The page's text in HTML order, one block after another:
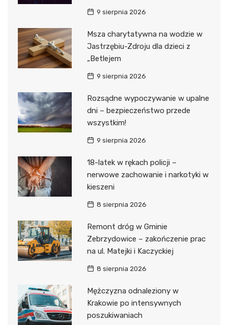
9 sierpnia 2026
Msza charytatywna na wodzie w
Jastrzębiu-Zdroju dla dzieci z
„Betlejem
9 sierpnia 2026
Rozsądne wypoczywanie w upalne
dni – bezpieczeństwo przede
wszystkim!
9 sierpnia 2026
18-latek w rękach policji –
nerwowe zachowanie i narkotyki w
kieszeni
8 sierpnia 2026
Remont dróg w Gminie
Zebrzydowice – zakończenie prac
na ul. Matejki i Kaczyckiej
8 sierpnia 2026
Mężczyzna odnaleziony w
Krakowie po intensywnych
poszukiwaniach